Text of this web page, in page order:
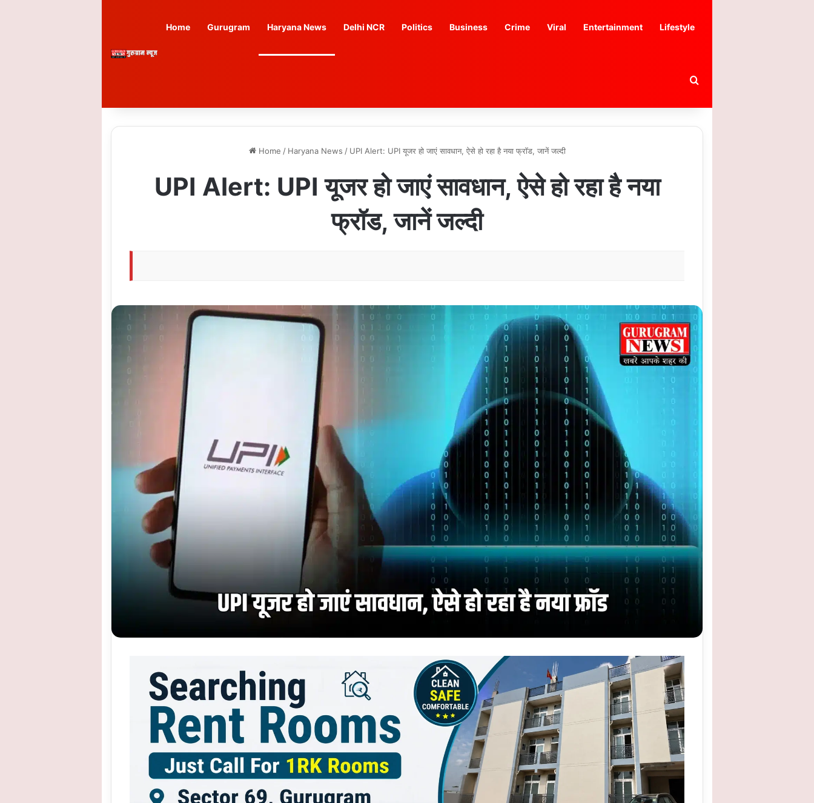
Home Gurugram Haryana News Delhi NCR Politics Business Crime Viral Entertainment Lifestyle
Search for
Home / Haryana News / UPI Alert: UPI यूजर हो जाएं सावधान, ऐसे हो रहा है नया फ्रॉड, जानें जल्दी
UPI Alert: UPI यूजर हो जाएं सावधान, ऐसे हो रहा है नया
फ्रॉड, जानें जल्दी